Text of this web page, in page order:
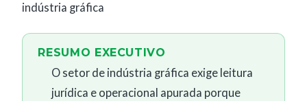
indústria gráfica
RESUMO EXECUTIVO
O setor de indústria gráfica exige leitura
jurídica e operacional apurada porque